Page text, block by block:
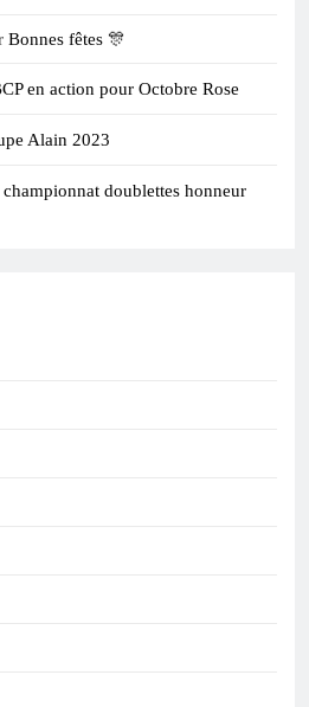
Bonnes fêtes 🎊
en action pour Octobre Rose
Alain 2023
championnat doublettes honneur